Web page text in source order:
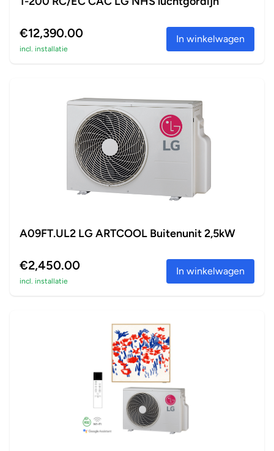
€12,390.00
incl. installatie
In winkelwagen
A09FT.UL2 LG ARTCOOL Buitenunit 2,5kW
€2,450.00
incl. installatie
In winkelwagen